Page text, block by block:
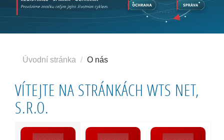
Úvodní stránka O nás
VÍTEJTE NA STRÁNKÁCH WTS NET,
S.R.O.